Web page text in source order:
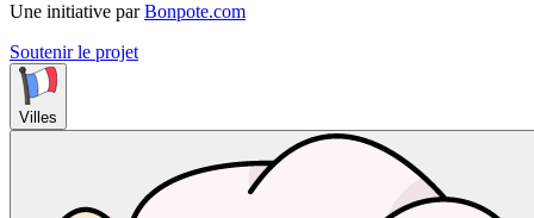
Une initiative par Bonpote.com
Soutenir le projet
Villes